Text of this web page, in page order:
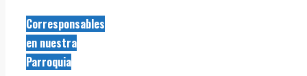
Corresponsables
en nuestra
Parroquia